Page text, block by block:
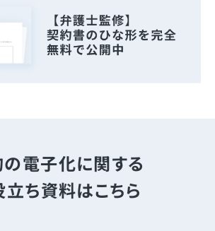
電子化に関する
立ち資料はこちら